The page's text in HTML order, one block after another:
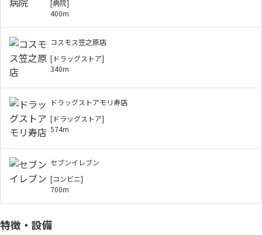
[病院]
400m
コスモス笠之原店
[ドラッグストア]
340m
ドラッグストアモリ寿店
[ドラッグストア]
574m
セブンイレブン
[コンビニ]
700m
特徴・設備